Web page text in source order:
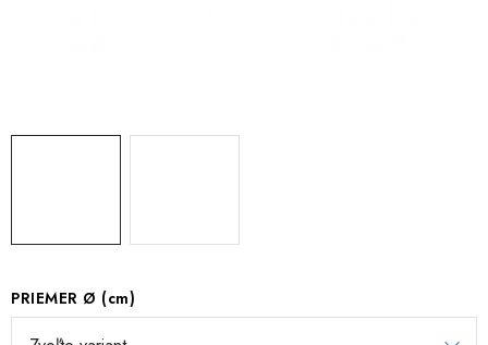
Obchodné podmienky
Podmienky ochrany osobných údajov
PRIEMER Ø (cm)